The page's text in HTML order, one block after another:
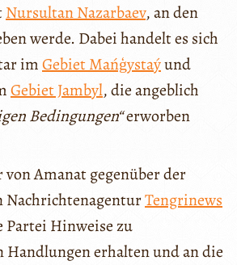
Nursultan Nazarbaev, an den
werde. Dabei handelt es sich
imGebiet Mańģystaýund
Gebiet Jambyl, die angeblich
Bedingungen“erworben
Amanat gegenüber der
NachrichtenagenturTengrinews
Partei Hinweise zu
Handlungen erhalten und an die